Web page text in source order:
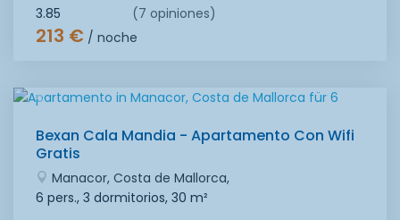
3.85 (7 opiniones)
213 € / noche
Bexan Cala Mandia - Apartamento Con Wifi
Gratis
Manacor, Costa de Mallorca,
6 pers., 3 dormitorios, 30 m²